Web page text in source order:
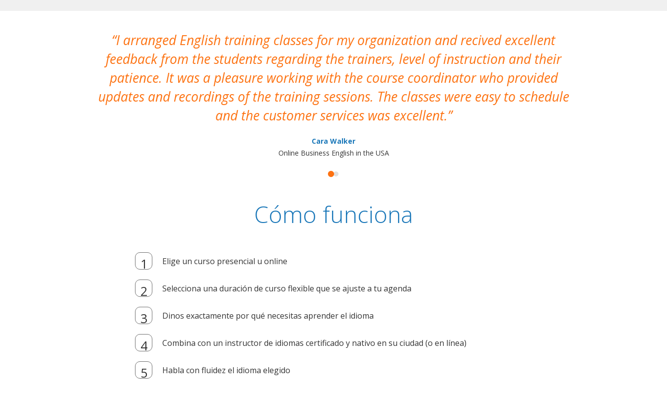
I arranged English training classes for my organization and recived excellent
feedback from the students regarding the trainers, level of instruction and their
patience. It was a pleasure working with the course coordinator who provided
updates and recordings of the training sessions. The classes were easy to schedule
and the customer services was excellent.
Cara Walker
Online Business English in the USA
Cómo funciona
Elige un curso presencial u online
Selecciona una duración de curso flexible que se ajuste a tu agenda
Dinos exactamente por qué necesitas aprender el idioma
Combina con un instructor de idiomas certificado y nativo en su ciudad (o en línea)
Habla con fluidez el idioma elegido